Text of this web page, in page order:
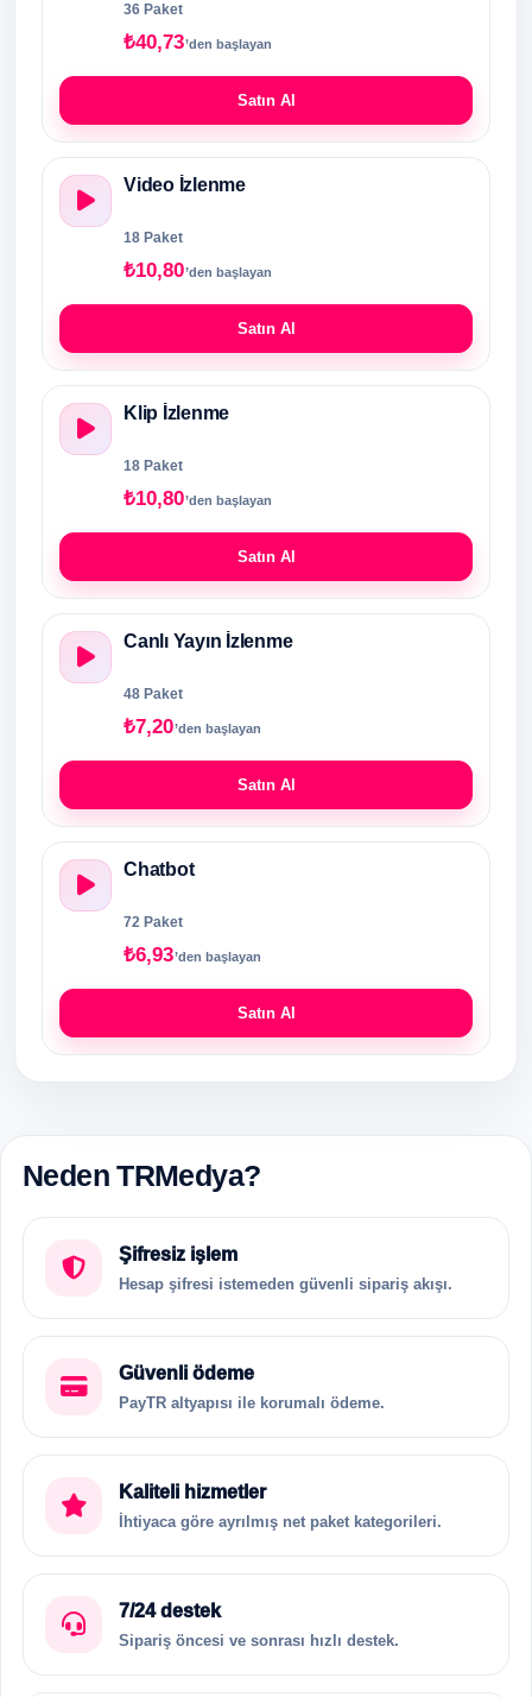
36 Paket
₺40,73’den başlayan
Satın Al
Video İzlenme
18 Paket
₺10,80’den başlayan
Satın Al
Klip İzlenme
18 Paket
₺10,80’den başlayan
Satın Al
Canlı Yayın İzlenme
48 Paket
₺7,20’den başlayan
Satın Al
Chatbot
72 Paket
₺6,93’den başlayan
Satın Al
Neden TRMedya?
Şifresiz işlem
Hesap şifresi istemeden güvenli sipariş akışı.
Güvenli ödeme
PayTR altyapısı ile korumalı ödeme.
Kaliteli hizmetler
İhtiyaca göre ayrılmış net paket kategorileri.
7/24 destek
Sipariş öncesi ve sonrası hızlı destek.